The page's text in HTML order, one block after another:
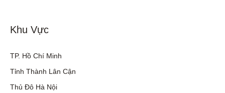
Khu Vực
TP. Hồ Chí Minh
Tỉnh Thành Lân Cận
Thủ Đô Hà Nội